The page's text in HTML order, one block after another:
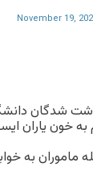
November 19,
شدگان
خون یاران